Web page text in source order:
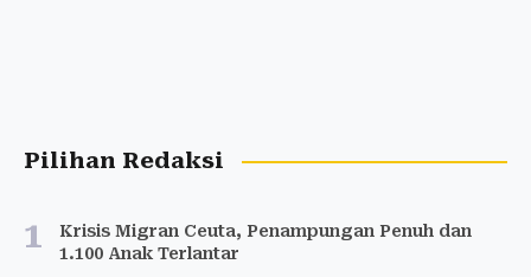
Pilihan Redaksi
1
Krisis Migran Ceuta, Penampungan Penuh dan
1.100 Anak Terlantar